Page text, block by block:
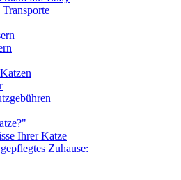
Ihrer Katze
Zuhause: